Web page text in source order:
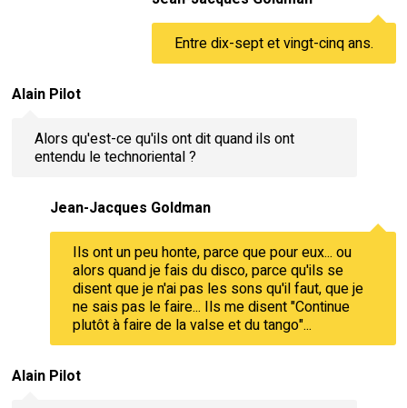
Entre dix-sept et vingt-cinq ans.
Alain Pilot
Alors qu'est-ce qu'ils ont dit quand ils ont
entendu le technoriental ?
Jean-Jacques Goldman
Ils ont un peu honte, parce que pour eux... ou
alors quand je fais du disco, parce qu'ils se
disent que je n'ai pas les sons qu'il faut, que je
ne sais pas le faire... Ils me disent "Continue
plutôt à faire de la valse et du tango"...
Alain Pilot